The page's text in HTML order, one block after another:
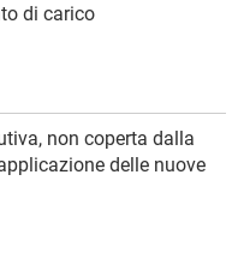
di carico
non coperta dalla
delle nuove